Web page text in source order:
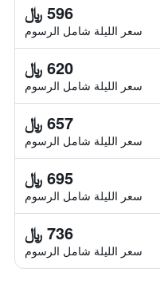
596 ﷼
سعر الليلة شامل الرسوم
620 ﷼
سعر الليلة شامل الرسوم
657 ﷼
سعر الليلة شامل الرسوم
695 ﷼
سعر الليلة شامل الرسوم
736 ﷼
سعر الليلة شامل الرسوم